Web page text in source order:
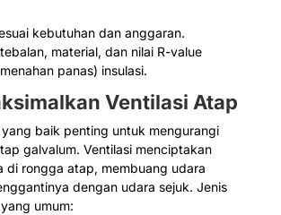
kebutuhan dan anggaran.
material, dan nilai R-value
panas) insulasi.
Ventilasi Atap
baik penting untuk mengurangi
galvalum. Ventilasi menciptakan
di rongga atap, membuang udara
dengan udara sejuk. Jenis
umum: